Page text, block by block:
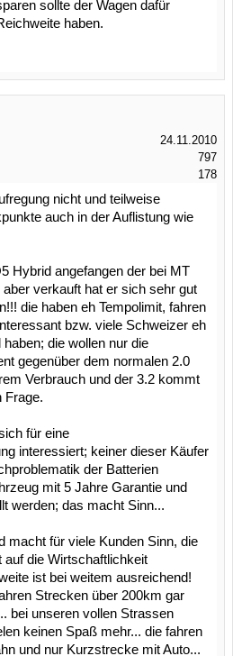
sollte der Wagen dafür
haben.
24.11.2010
797
178
nicht und teilweise
auch in der Auflistung wie
Hybrid angefangen der bei MT
verkauft hat er sich sehr gut
die haben eh Tempolimit, fahren
bzw. viele Schweizer eh
die wollen nur die
gegenüber dem normalen 2.0
Verbrauch und der 3.2 kommt
Frage.
für eine
interessiert; keiner dieser Käufer
der Batterien
mit 5 Jahre Garantie und
werden; das macht Sinn...
macht für viele Kunden Sinn, die
auf die Wirtschaftlichkeit
ist bei weitem ausreichend!
Strecken über 200km gar
bei unseren vollen Strassen
keinen Spaß mehr... die fahren
und nur Kurzstrecke mit Auto...